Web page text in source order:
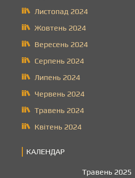
Листопад 2024
Жовтень 2024
Вересень 2024
Серпень 2024
Липень 2024
Червень 2024
Травень 2024
Квітень 2024
КАЛЕНДАР
Травень 2025